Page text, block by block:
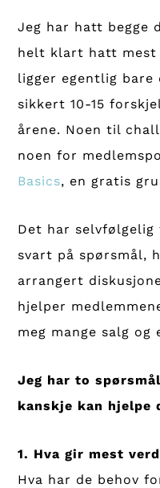
Jeg har hatt begge
helt klart hatt mest
ligger egentlig bare
sikkert 10-15
årene. Noen til
noen for
Basics, en gratis
Det har
svart på spørsmål,
arrangert
hjelper
meg mange salg
Jeg har to
kanskje kan hjelpe
1. Hva gir mest
Hva har de behov